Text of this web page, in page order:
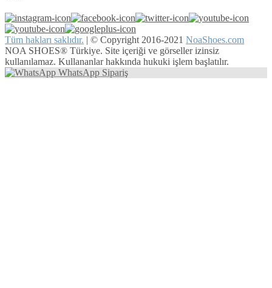
Tüm hakları saklıdır. | © Copyright 2016-2021 NoaShoes.com
NOA SHOES® Türkiye. Site içeriği ve görseller izinsiz
kullanılamaz. Kullananlar hakkında hukuki işlem başlatılır.
WhatsApp Sipariş